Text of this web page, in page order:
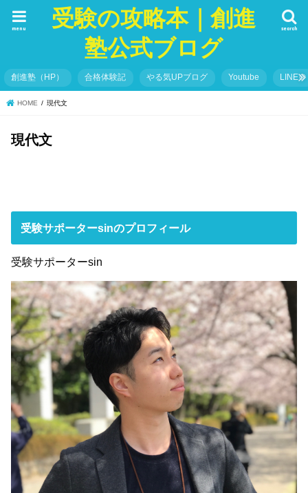
受験の攻略本｜創進
塾公式ブログ
search
menu
創進塾（HP） 合格体験記 やる気UPブログ Youtube LINE＠
HOME 現代文
現代文
受験サポーターsinのプロフィール
受験サポーターsin